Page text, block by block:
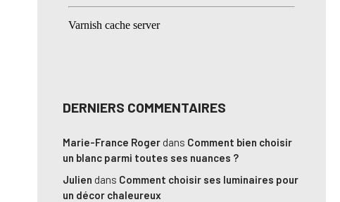
DERNIERS COMMENTAIRES
Marie-France Roger dans Comment bien choisir
un blanc parmi toutes ses nuances ?
Julien dans Comment choisir ses luminaires pour
un décor chaleureux